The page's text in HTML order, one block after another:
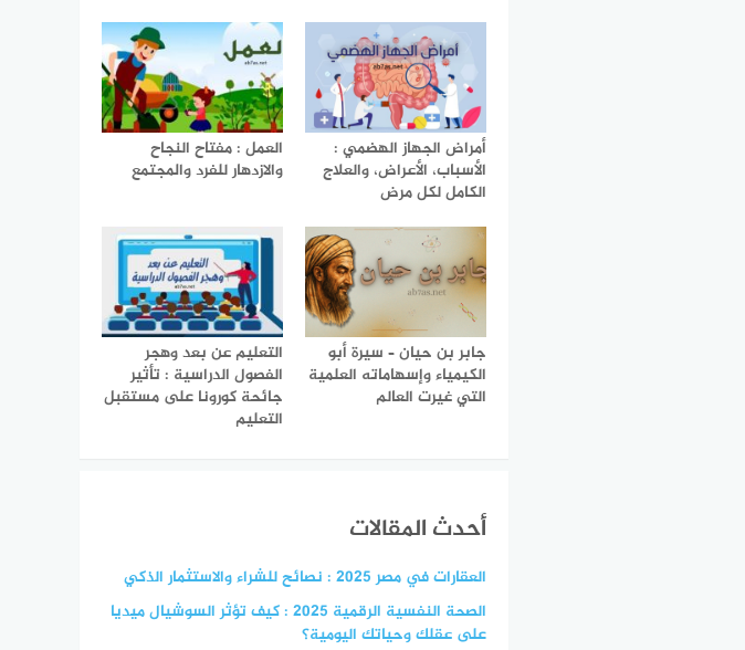
أمراض الجهاز الهضمي :
الأسباب، الأعراض، والعلاج
الكامل لكل مرض
العمل : مفتاح النجاح
والازدهار للفرد والمجتمع
جابر بن حيان – سيرة أبو
الكيمياء وإسهاماته العلمية
التي غيرت العالم
التعليم عن بعد وهجر
الفصول الدراسية : تأثير
جائحة كورونا على مستقبل
التعليم
أحدث المقالات
العقارات في مصر 2025 : نصائح للشراء والاستثمار الذكي
الصحة النفسية الرقمية 2025 : كيف تؤثر السوشيال ميديا
على عقلك وحياتك اليومية؟